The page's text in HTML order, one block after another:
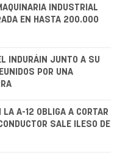
INDUSTRIAL
EN HASTA 200.000
INDURÁIN JUNTO A SU
POR UNA
LA A-12 OBLIGA A CORTAR
SALE ILESO DE